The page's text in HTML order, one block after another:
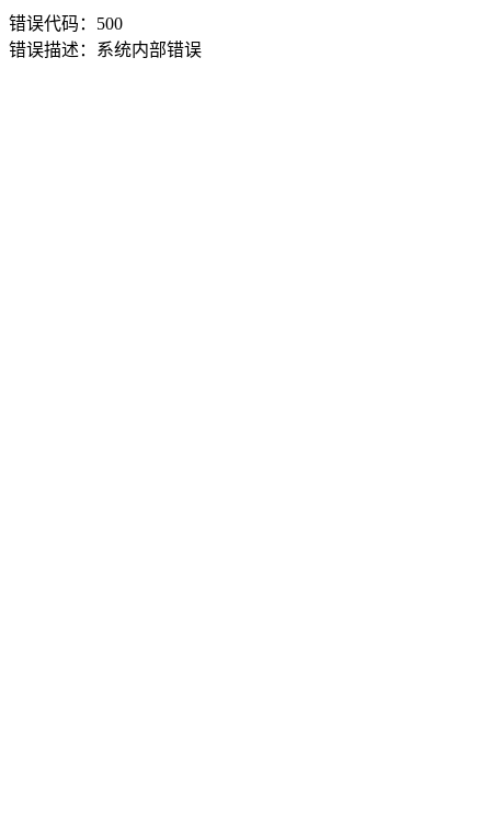
错误代码：500
错误描述：系统内部错误